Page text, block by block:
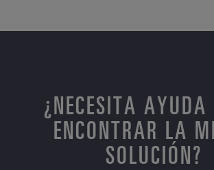
¿NECESITA
ENCONTRAR LA
SOLUCIÓN?